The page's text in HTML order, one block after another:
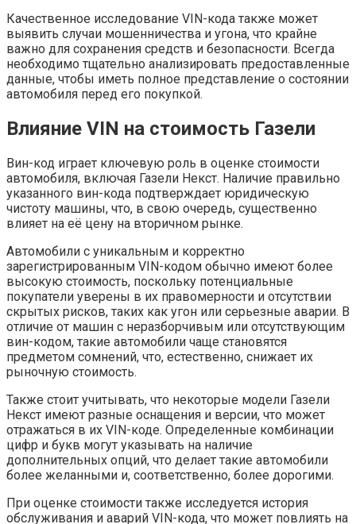
Качественное исследование VIN-кода также может
выявить случаи мошенничества и угона, что крайне
важно для сохранения средств и безопасности. Всегда
необходимо тщательно анализировать предоставленные
данные, чтобы иметь полное представление о состоянии
автомобиля перед его покупкой.
Влияние VIN на стоимость Газели
Вин-код играет ключевую роль в оценке стоимости
автомобиля, включая Газели Некст. Наличие правильно
указанного вин-кода подтверждает юридическую
чистоту машины, что, в свою очередь, существенно
влияет на её цену на вторичном рынке.
Автомобили с уникальным и корректно
зарегистрированным VIN-кодом обычно имеют более
высокую стоимость, поскольку потенциальные
покупатели уверены в их правомерности и отсутствии
скрытых рисков, таких как угон или серьезные аварии. В
отличие от машин с неразборчивым или отсутствующим
вин-кодом, такие автомобили чаще становятся
предметом сомнений, что, естественно, снижает их
рыночную стоимость.
Также стоит учитывать, что некоторые модели Газели
Некст имеют разные оснащения и версии, что может
отражаться в их VIN-коде. Определенные комбинации
цифр и букв могут указывать на наличие
дополнительных опций, что делает такие автомобили
более желанными и, соответственно, более дорогими.
При оценке стоимости также исследуется история
обслуживания и аварий VIN-кода, что может повлиять на